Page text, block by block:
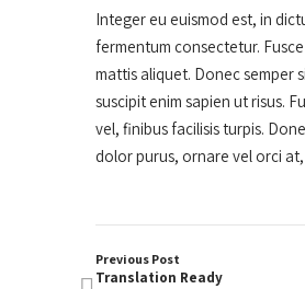
Integer eu euismod est, in
fermentum consectetur.
mattis aliquet. Donec semper
suscipit enim sapien ut risus.
vel, finibus facilisis turpis.
dolor purus, ornare vel orci
Previous Post
Translation Ready